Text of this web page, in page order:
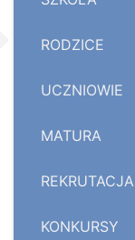
RODZICE
UCZNIOWIE
MATURA
REKRUTACJA
KONKURSY